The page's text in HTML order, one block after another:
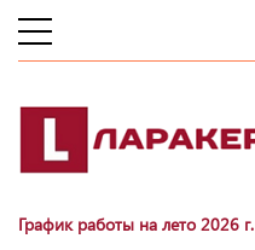
График работы на лето 2026 г.